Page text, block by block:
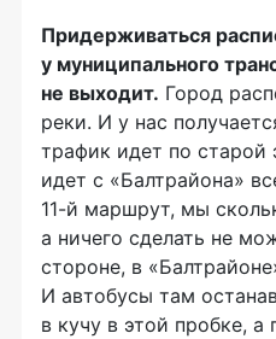
Придерживаться
у муниципального
не выходит. Город
реки. И у нас
трафик идет по старой
идет с «Балтрайона»
11-й маршрут, мы
а ничего сделать не
стороне, в
И автобусы там
в кучу в этой пробке,